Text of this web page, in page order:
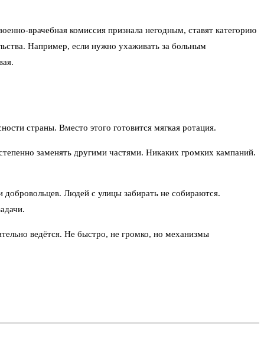
врачебная комиссия признала негодным, ставят категорию
Например, если нужно ухаживать за больным
страны. Вместо этого готовится мягкая ротация.
заменять другими частями. Никаких громких кампаний.
Людей с улицы забирать не собираются.
ведётся. Не быстро, не громко, но механизмы